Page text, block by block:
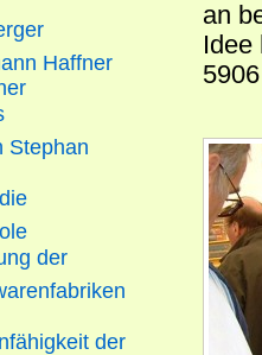
an
Idee
Haffner
Stephan
der
der